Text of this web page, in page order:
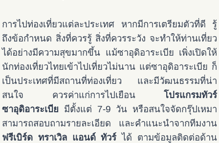
การไปท่องเที่ยวแต่ละประเทศ หากมีการเตรียมตัวที่ดี รู้
ถึงข้อกำหนด สิ่งที่ควรรู้ สิ่งที่ควรระวัง จะทำให้ท่านเที่ยว
ได้อย่างมีความสุขมากขึ้น แม้ซาอุดิอาระเบีย เพิ่งเปิดให้
นักท่องเที่ยวไทยเข้าไปเที่ยวไม่นาน แต่ซาอุดิอาระเบีย ก็
เป็นประเทศที่มีสถานที่ท่องเที่ยว และมีวัฒนธรรมที่น่า
สนใจ ควรค่าแก่การไปเยือน โปรแกรมทัวร์
ซาอุดิอาระเบีย มีตั้งแต่ 7-9 วัน หรือสนใจจัดกรุ๊ปเหมา
สามารถสอบถามรายละเอียด และคำแนะนำจากทีมงาน
ฟรีเบิร์ด ทราเวิล แอนด์ ทัวร์ได้ ตามข้อมูลติดต่อด้าน